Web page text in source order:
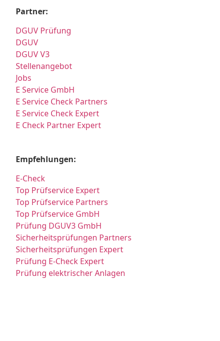
Partner:
DGUV Prüfung
DGUV
DGUV V3
Stellenangebot
Jobs
E Service GmbH
E Service Check Partners
E Service Check Expert
E Check Partner Expert
Empfehlungen:
E-Check
Top Prüfservice Expert
Top Prüfservice Partners
Top Prüfservice GmbH
Prüfung DGUV3 GmbH
Sicherheitsprüfungen Partners
Sicherheitsprüfungen Expert
Prüfung E-Check Expert
Prüfung elektrischer Anlagen